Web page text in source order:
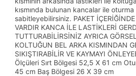
kısmında bulunan kancalar ile oturma
sabitleyebilirsiniz. PAKET
VARDIR KANCA İLE LASTİKLERİ
TUTTURABİLİRSİNİZ AYRICA
KOLTUĞUN BEL ARKA KISMINDAN
SIKIŞTIRABİLİR VE KAYMAYI
Ölçüleri Sırt Bölgesi 52,5 X 61 cm
45 cm Baş Bölgesi 26 X 39 cm